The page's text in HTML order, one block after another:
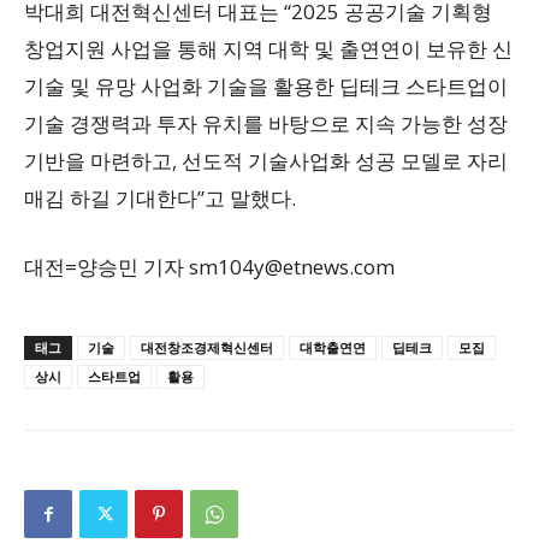
박대희 대전혁신센터 대표는 “2025 공공기술 기획형
창업지원 사업을 통해 지역 대학 및 출연연이 보유한 신
기술 및 유망 사업화 기술을 활용한 딥테크 스타트업이
기술 경쟁력과 투자 유치를 바탕으로 지속 가능한 성장
기반을 마련하고, 선도적 기술사업화 성공 모델로 자리
매김 하길 기대한다”고 말했다.
대전=양승민 기자sm104y@etnews.com
태그 기술 대전창조경제혁신센터 대학출연연 딥테크
모집
상시
스타트업 활용